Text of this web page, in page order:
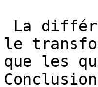
le
que les